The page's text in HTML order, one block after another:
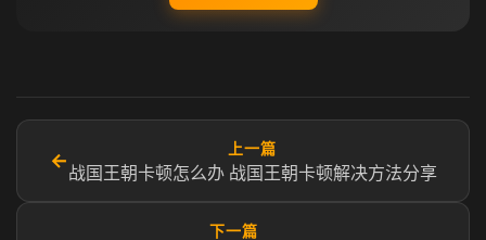
←
上一篇
战国王朝卡顿怎么办 战国王朝卡顿解决方法分享
下一篇